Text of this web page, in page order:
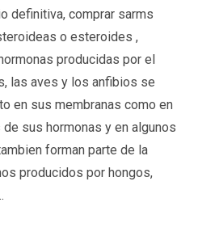
definitiva, comprar sarms
o esteroides ,
producidas por el
las aves y los anfibios se
en sus membranas como en
sus hormonas y en algunos
forman parte de la
producidos por hongos,